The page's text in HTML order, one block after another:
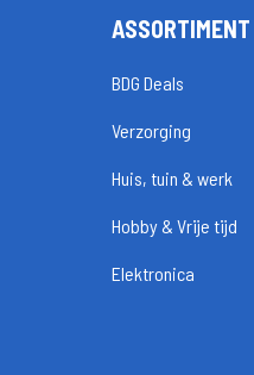
ASSORTIMENT
BDG Deals
Verzorging
Huis, tuin & werk
Hobby & Vrije tijd
Elektronica